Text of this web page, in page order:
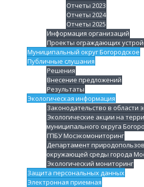
Отчеты 2023
Отчеты 2024
Отчеты 2025
Информация организаций
Проекты ограждающих
Муниципальный округ Богородское
Публичные слушания
Решения
Внесение предложений
Результаты
Экологическая информация
Законодательство в области
Экологические акции на
муниципального округа
ГПБУ Мосэкомониторинг
Департамент
окружающей среды города
Экологический мониторинг
Защита персональных данных
Электронная приемная